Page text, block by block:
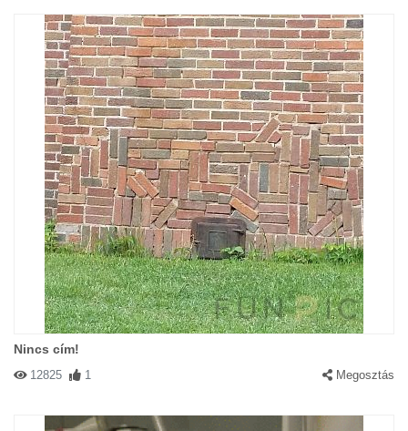
Nincs cím!
12825 1 Megosztás